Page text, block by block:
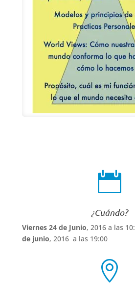

¿Cuándo?
Viernes 24 de Junio, 2016 a las
de junio, 2016 a las 19:00
